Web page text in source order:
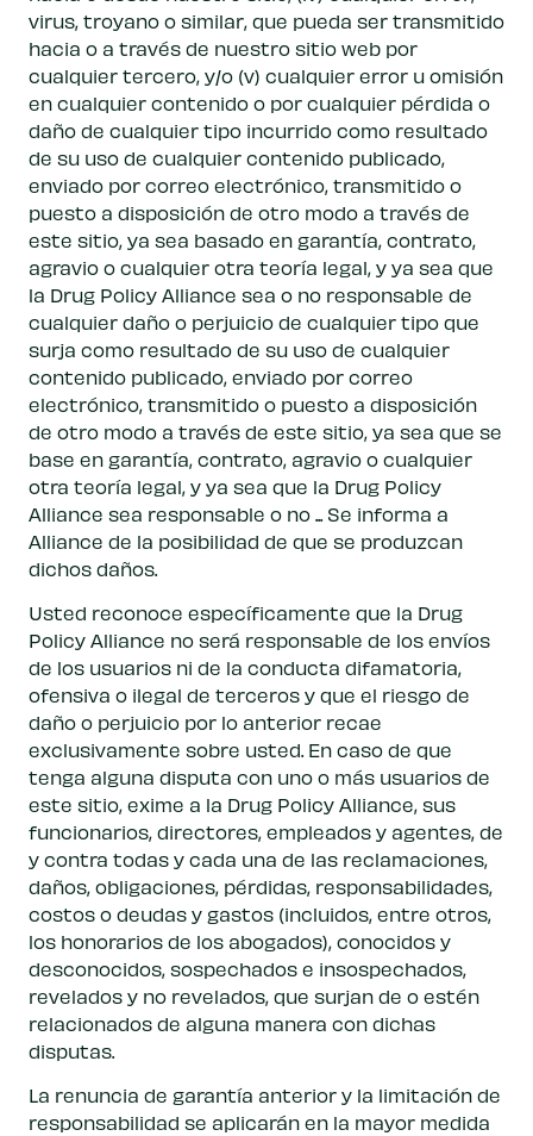
virus, troyano o similar, que pueda ser transmitido
hacia o a través de nuestro sitio web por
cualquier tercero, y/o (v) cualquier error u omisión
en cualquier contenido o por cualquier pérdida o
daño de cualquier tipo incurrido como resultado
de su uso de cualquier contenido publicado,
enviado por correo electrónico, transmitido o
puesto a disposición de otro modo a través de
este sitio, ya sea basado en garantía, contrato,
agravio o cualquier otra teoría legal, y ya sea que
la Drug Policy Alliance sea o no responsable de
cualquier daño o perjuicio de cualquier tipo que
surja como resultado de su uso de cualquier
contenido publicado, enviado por correo
electrónico, transmitido o puesto a disposición
de otro modo a través de este sitio, ya sea que se
base en garantía, contrato, agravio o cualquier
otra teoría legal, y ya sea que la Drug Policy
Alliance sea responsable o no ... Se informa a
Alliance de la posibilidad de que se produzcan
dichos daños.
Usted reconoce específicamente que la Drug
Policy Alliance no será responsable de los envíos
de los usuarios ni de la conducta difamatoria,
ofensiva o ilegal de terceros y que el riesgo de
daño o perjuicio por lo anterior recae
exclusivamente sobre usted. En caso de que
tenga alguna disputa con uno o más usuarios de
este sitio, exime a la Drug Policy Alliance, sus
funcionarios, directores, empleados y agentes, de
y contra todas y cada una de las reclamaciones,
daños, obligaciones, pérdidas, responsabilidades,
costos o deudas y gastos (incluidos, entre otros,
los honorarios de los abogados), conocidos y
desconocidos, sospechados e insospechados,
revelados y no revelados, que surjan de o estén
relacionados de alguna manera con dichas
disputas.
La renuncia de garantía anterior y la limitación de
responsabilidad se aplicarán en la mayor medida